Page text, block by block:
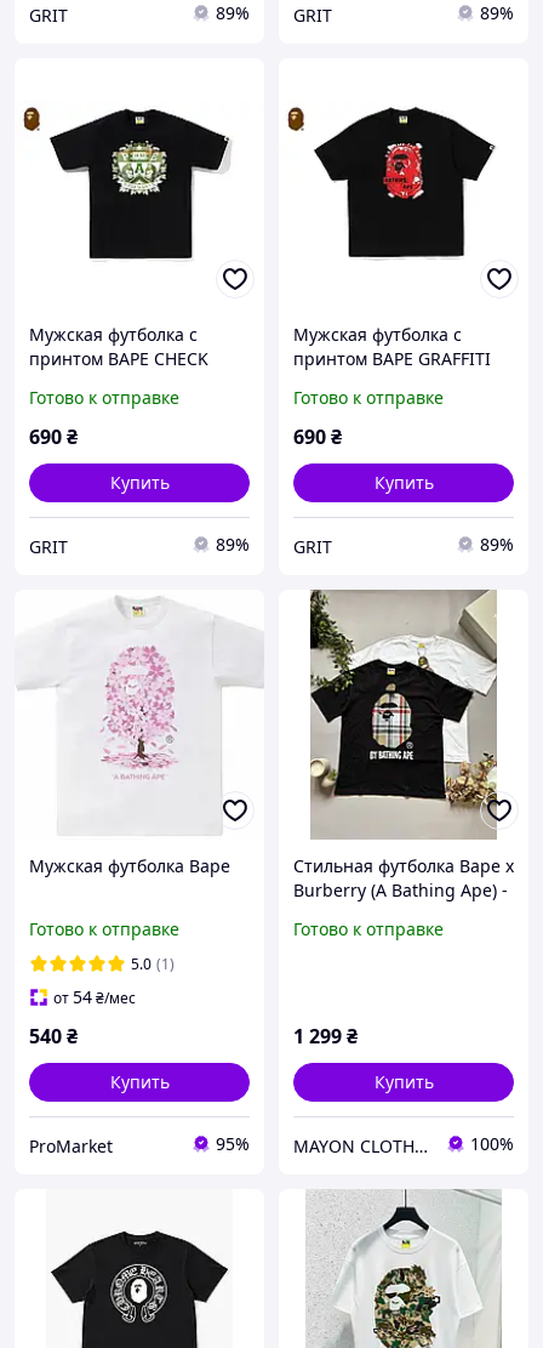
GRIT 89% GRIT 89%
Мужская футболка с
принтом BAPE CHECK
унисекс, Черный унисекс,
XS
Готово к отправке
690₴
Купить
GRIT 89%
Мужская футболка с
принтом BAPE GRAFFITI
унисекс, Черный унисекс,
XS
Готово к отправке
690₴
Купить
GRIT 89%
Мужская футболка Bape
Готово к отправке
5.0 (1)
от54₴/мес
540₴
Купить
ProMarket 95%
Стильная футболка Bape x
Burberry (A Bathing Ape) -
Готово к отправке
1 299₴
Купить
MAYON CLOTHES 100%